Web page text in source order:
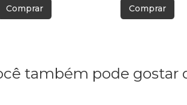
Comprar
Comprar
também pode gostar